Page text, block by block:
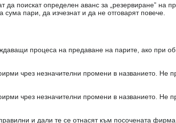
поискат определен аванс за „резервиране” на
пари, да изчезнат и да не отговарят повече.
процеса на предаване на парите, ако при
чрез незначителни промени в названието. Не
чрез незначителни промени в названието. Не
и дали те се отнасят към посочената